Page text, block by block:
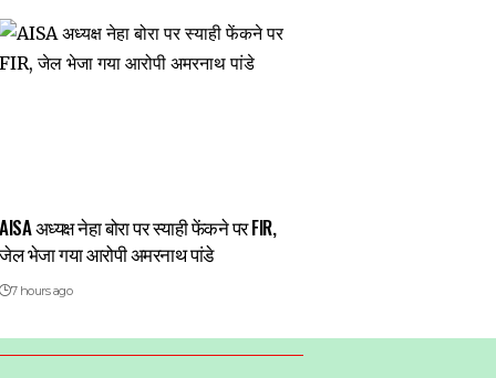
AISA अध्यक्ष नेहा बोरा पर स्याही फेंकने पर FIR,
जेल भेजा गया आरोपी अमरनाथ पांडे
7 hours ago